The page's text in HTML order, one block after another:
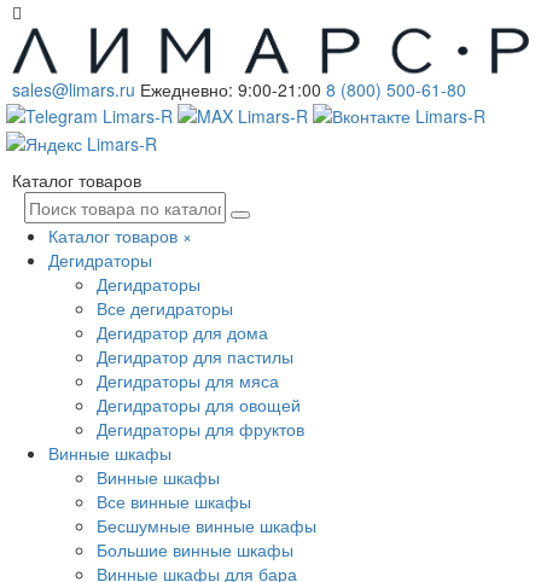
sales@limars.ru Ежедневно: 9:00-21:00 8 (800) 500-61-80
Каталог товаров
Каталог товаров ×
Дегидраторы
Дегидраторы
Все дегидраторы
Дегидратор для дома
Дегидратор для пастилы
Дегидраторы для мяса
Дегидраторы для овощей
Дегидраторы для фруктов
Винные шкафы
Винные шкафы
Все винные шкафы
Бесшумные винные шкафы
Большие винные шкафы
Винные шкафы для бара